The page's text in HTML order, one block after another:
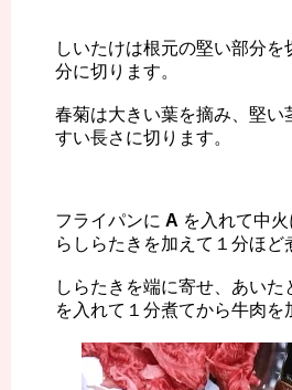
しいたけは根元の堅い部分を
分に切ります。
春菊は大きい葉を摘み、堅い
すい長さに切ります。
フライパンに A を入れて中
らしらたきを加えて１分ほど
しらたきを端に寄せ、あいた
を入れて１分煮てから牛肉を